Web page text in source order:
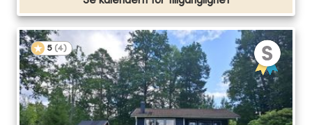
5 (4)